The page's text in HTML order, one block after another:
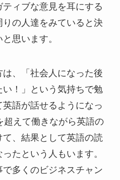
ィブな意見を耳にする
の人達をみていると決
思います。
、「社会人になった後
！」という気持ちで勉
語が話せるようになっ
超えて働きながら英語の
、結果として英語の読
たという人もいます。
多くのビジネスチャン